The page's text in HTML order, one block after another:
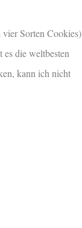
Sorten Cookies)
die weltbesten
kann ich nicht